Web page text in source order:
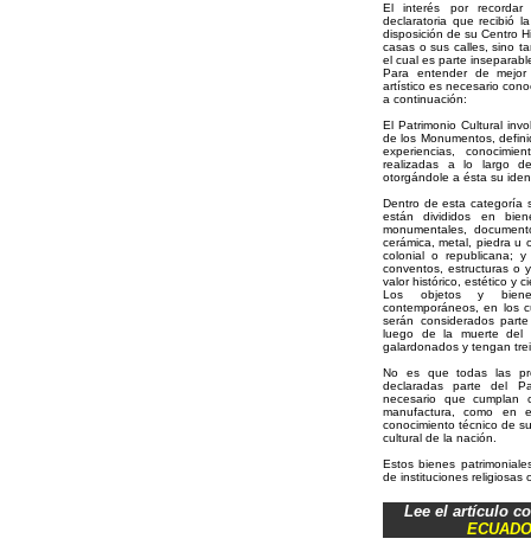
El interés por
declaratoria que recibió
disposición de su Centro
casas o sus calles, sino
el cual es parte
Para entender de mejor
artístico es necesario
a continuación:
El Patrimonio Cultural
de los Monumentos,
experiencias,
realizadas a lo largo
otorgándole a ésta su
Dentro de esta categoría
están divididos en
monumentales,
cerámica, metal, piedra u
colonial o republicana; y
conventos, estructuras o
valor histórico, estético y
Los objetos y
contemporáneos, en los
serán considerados
luego de la muerte del
galardonados y tengan
No es que todas las
declaradas parte del
necesario que
manufactura, como en
conocimiento técnico de
cultural de la nación.
Estos bienes
de instituciones religiosas
Lee el artículo